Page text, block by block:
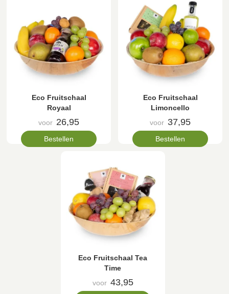
Eco Fruitschaal
Royaal
voor 26,95
Bestellen
Eco Fruitschaal
Limoncello
voor 37,95
Bestellen
Eco Fruitschaal Tea
Time
voor 43,95